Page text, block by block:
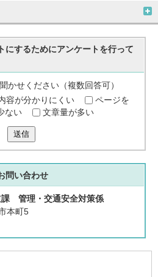
にするためにアンケートを行って
かせください（複数回答可）
容が分かりにくい
ページを
ない 文章量が多い
送信
問い合わせ
管理・交通安全対策係
本町5